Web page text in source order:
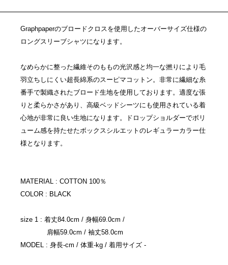
Graphpaperのブロードクロスを使用したオーバーサイズ仕様の
ロングスリーブシャツになります。
なめらかに整った繊維そのももの光沢感と均一な撚りにより毛
羽立ちしにくい超長綿系のスーピマコットン。非常に繊細な糸
番手で製織されたブロード生地を使用しております。適度な張
りと柔らかさがあり、高級ベッドシーツにも使用されている着
心地が非常に良い生地になります。ドロップショルダーでボリ
ューム感を持たせたボックスシルエットのレギュラーカラー仕
様となります。
MATERIAL : COTTON 100％
COLOR : BLACK
size 1 : 着丈84.0cm / 身幅69.0cm /
肩幅59.0cm / 袖丈58.0cm
MODEL : 身長-cm / 体重-kg / 着用サイズ -